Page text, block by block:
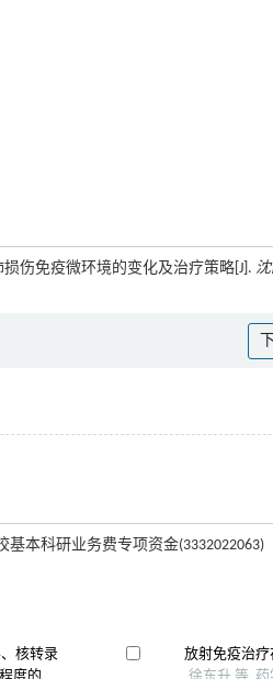
伤免疫微环境的变化及治疗策略[J].
基本科研业务费专项资金(3332022063)